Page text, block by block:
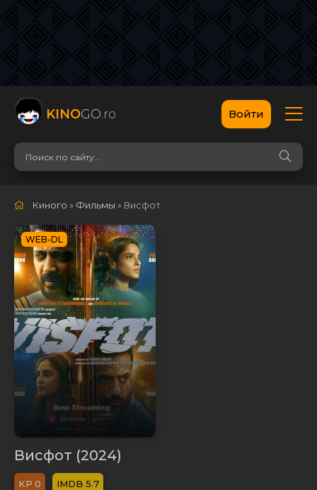
KINOGO.ro Войти
Киного » Фильмы » Висфот
WEB-DL
Висфот (2024)
0 5.7